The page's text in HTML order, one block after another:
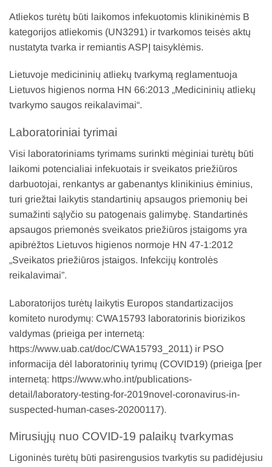
Atliekos turėtų būti laikomos infekuotomis klinikinėmis B
kategorijos atliekomis (UN3291) ir tvarkomos teisės aktų
nustatyta tvarka ir remiantis ASPĮ taisyklėmis.
Lietuvoje medicininių atliekų tvarkymą reglamentuoja
Lietuvos higienos norma HN 66:2013 „Medicininių atliekų
tvarkymo saugos reikalavimai“.
Laboratoriniai tyrimai
Visi laboratoriniams tyrimams surinkti mėginiai turėtų būti
laikomi potencialiai infekuotais ir sveikatos priežiūros
darbuotojai, renkantys ar gabenantys klinikinius ėminius,
turi griežtai laikytis standartinių apsaugos priemonių bei
sumažinti sąlyčio su patogenais galimybę. Standartinės
apsaugos priemonės sveikatos priežiūros įstaigoms yra
apibrėžtos Lietuvos higienos normoje HN 47-1:2012
„Sveikatos priežiūros įstaigos. Infekcijų kontrolės
reikalavimai”.
Laboratorijos turėtų laikytis Europos standartizacijos
komiteto nurodymų: CWA15793 laboratorinis biorizikos
valdymas (prieiga per internetą:
https://www.uab.cat/doc/CWA15793_2011) ir PSO
informacija dėl laboratorinių tyrimų (COVID19) (prieiga [per
internetą: https://www.who.int/publications-
detail/laboratory-testing-for-2019novel-coronavirus-in-
suspected-human-cases-20200117).
Mirusiųjų nuo COVID-19 palaikų tvarkymas
Ligoninės turėtų būti pasirengusios tvarkytis su padidėjusiu